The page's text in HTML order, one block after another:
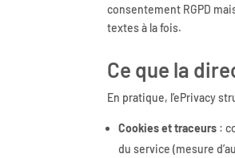
consentement RGPD
textes à la fois.
Ce que la
En pratique, l’ePrivacy
Cookies et traceurs :
du service (mesure